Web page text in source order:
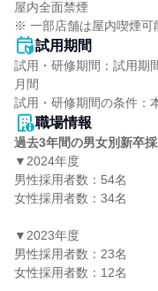
屋内全面禁煙
※ 一部店舗は屋内喫煙可
試用期間
試用・研修期間：試用期
月間
職場情報
過去3年間の男女別新卒
▼2024年度
男性採用者数：54名
女性採用者数：34名
▼2023年度
男性採用者数：23名
女性採用者数：12名